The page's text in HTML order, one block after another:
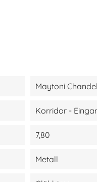
Maytoni
Korridor -
7,80
Metall